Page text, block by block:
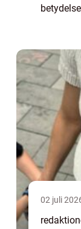
kom...
02 juli